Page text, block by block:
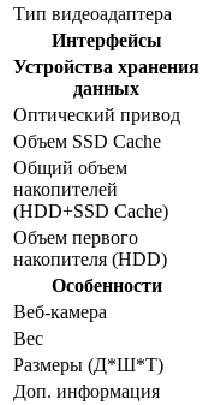
Тип видеоадаптера
Интерфейсы
Устройства хранения
данных
Оптический привод
Объем SSD Cache
Общий объем
накопителей
(HDD+SSD Cache)
Объем первого
накопителя (HDD)
Особенности
Веб-камера
Вес
Размеры (Д*Ш*Т)
Доп. информация